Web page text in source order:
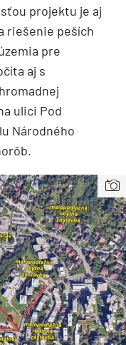
projektu je aj
riešenie peších
pre
aj s
ulici Pod
Národného